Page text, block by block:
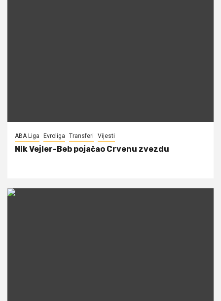
ABA Liga Evroliga Transferi Vijesti
Nik Vejler-Beb pojačao Crvenu zvezdu